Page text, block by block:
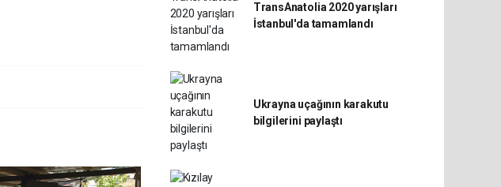
TransAnatolia 2020 yarışları
İstanbul'da tamamlandı
Ukrayna uçağının karakutu
bilgilerini paylaştı